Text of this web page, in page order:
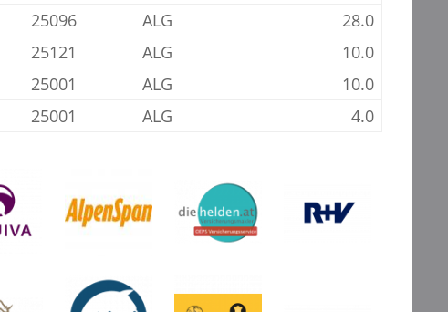
25096 ALG
28.0
25121 ALG
10.0
25001 ALG
10.0
25001 ALG 4.0